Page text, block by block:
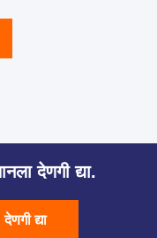
देणगी द्या.
देणगी द्या